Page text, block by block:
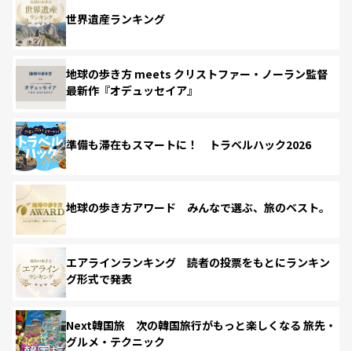
世界遺産ランキング
地球の歩き方 meets クリストファー・ノーラン監督
最新作『オデュッセイア』
準備も滞在もスマートに！ トラベルハック2026
地球の歩き方アワード みんなで選ぶ、旅のベスト。
エアラインランキング 読者の投票をもとにランキン
グ形式で発表
Next韓国旅 次の韓国旅行がもっと楽しくなる 旅先・
グルメ・テクニック